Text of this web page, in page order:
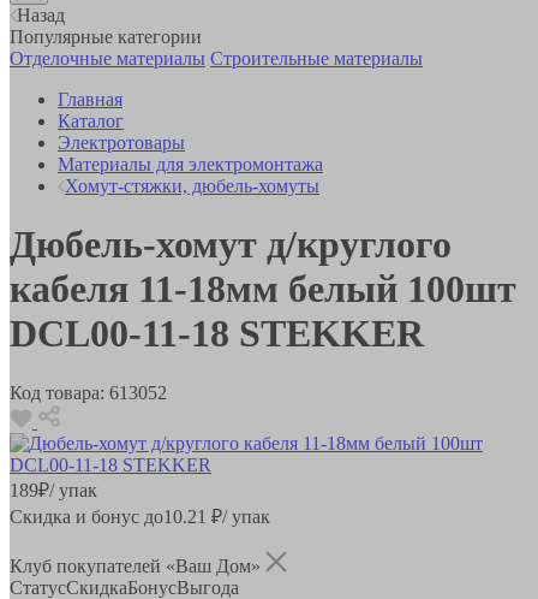
Назад
Популярные категории
Отделочные материалы Строительные материалы
Главная
Каталог
Электротовары
Материалы для электромонтажа
Хомут-стяжки, дюбель-хомуты
Дюбель-хомут д/круглого
кабеля 11-18мм белый 100шт
DCL00-11-18 STEKKER
Код товара: 613052
189₽/ упак
Скидка и бонус до10.21 ₽/ упак
Клуб покупателей «Ваш Дом»
СтатусСкидкаБонусВыгода